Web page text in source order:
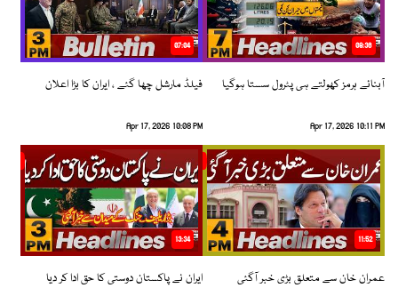
08:36
آبنائے ہرمز کھولتے ہی پٹرول سستا ہوگیا
Apr 17, 2026 10:11 PM
07:04
فیلڈ مارشل چھا گئے ، ایران کا بڑا اعلان
Apr 17, 2026 10:08 PM
11:52
عمران خان سے متعلق بڑی خبر آگئی
13:34
ایران نے پاکستان دوستی کا حق ادا کر دیا